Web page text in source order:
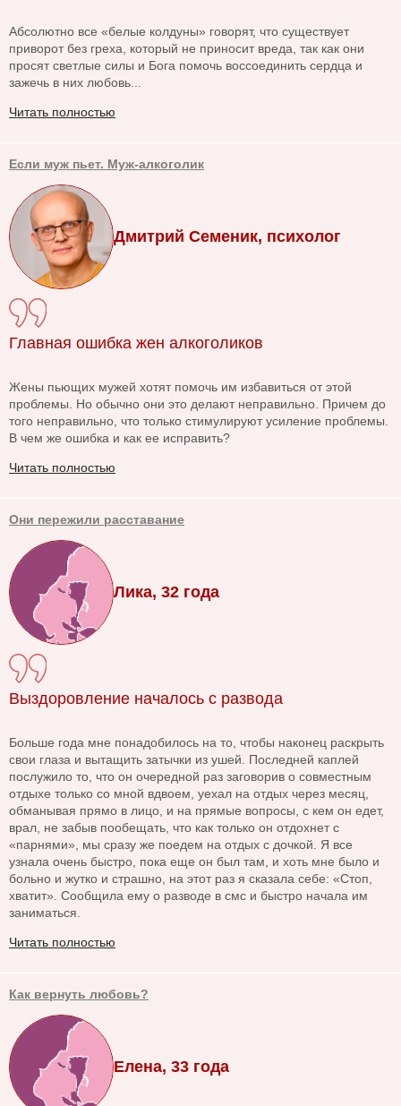
Абсолютно все «белые колдуны» говорят, что существует
приворот без греха, который не приносит вреда, так как они
просят светлые силы и Бога помочь воссоединить сердца и
зажечь в них любовь...
Читать полностью
Если муж пьет. Муж-алкоголик
Дмитрий Семеник, психолог
Главная ошибка жен алкоголиков
Жены пьющих мужей хотят помочь им избавиться от этой
проблемы. Но обычно они это делают неправильно. Причем до
того неправильно, что только стимулируют усиление проблемы.
В чем же ошибка и как ее исправить?
Читать полностью
Они пережили расставание
Лика, 32 года
Выздоровление началось с развода
Больше года мне понадобилось на то, чтобы наконец раскрыть
свои глаза и вытащить затычки из ушей. Последней каплей
послужило то, что он очередной раз заговорив о совместным
отдыхе только со мной вдвоем, уехал на отдых через месяц,
обманывая прямо в лицо, и на прямые вопросы, с кем он едет,
врал, не забыв пообещать, что как только он отдохнет с
«парнями», мы сразу же поедем на отдых с дочкой. Я все
узнала очень быстро, пока еще он был там, и хоть мне было и
больно и жутко и страшно, на этот раз я сказала себе: «Стоп,
хватит». Сообщила ему о разводе в смс и быстро начала им
заниматься.
Читать полностью
Как вернуть любовь?
Елена, 33 года